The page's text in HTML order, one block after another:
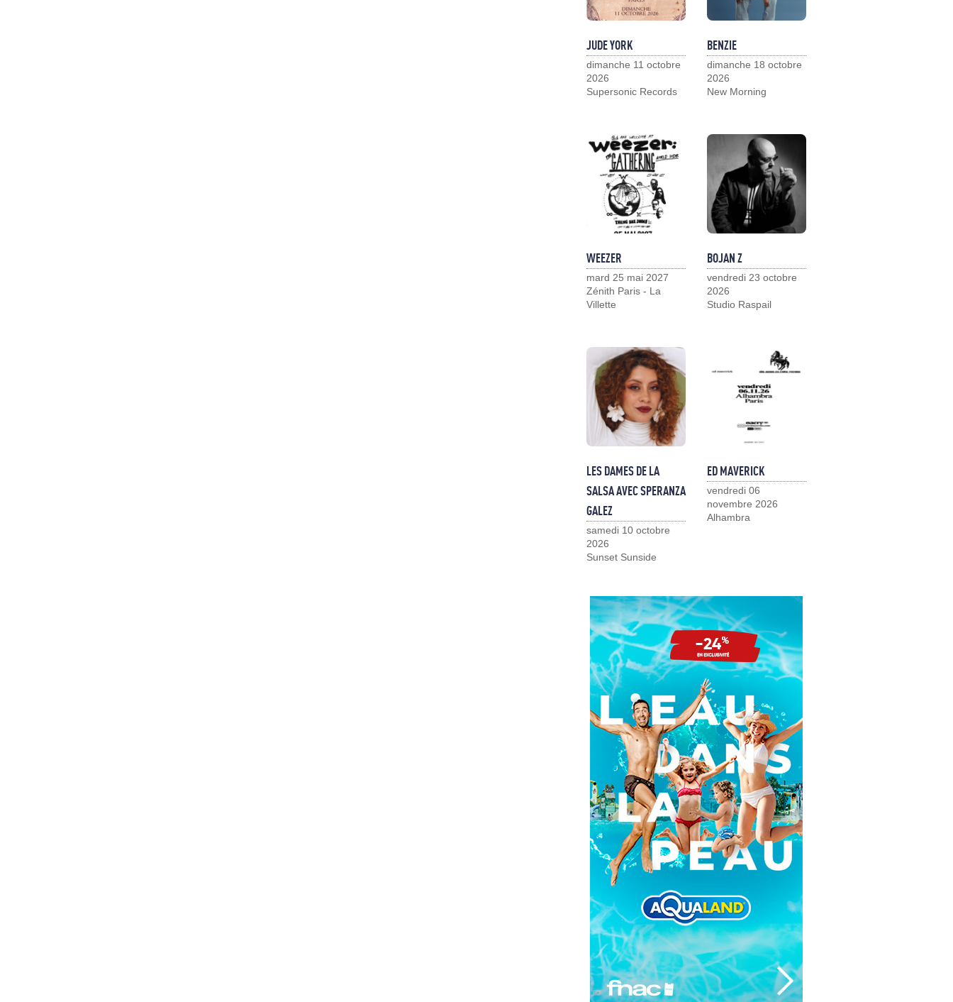
JUDE YORK
dimanche 11 octobre
2026
Supersonic Records
BENZIE
dimanche 18 octobre
2026
New Morning
WEEZER
mard 25 mai 2027
Zénith Paris - La
Villette
BOJAN Z
vendredi 23 octobre
2026
Studio Raspail
LES DAMES DE LA
SALSA AVEC SPERANZA
GALEZ
samedi 10 octobre
2026
Sunset Sunside
ED MAVERICK
vendredi 06
novembre 2026
Alhambra